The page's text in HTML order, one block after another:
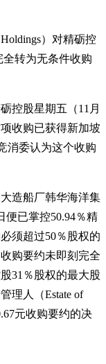
）对精砺控
全转为无条件收购
控股星期五（11月
收购已获得新加坡
消委认为这个收购
造船厂韩华海洋集
便已掌控50.94％精
须超过50％股权的
购要约未即刻完全
31％股权的最大股
理人（Estate of
元收购要约的决